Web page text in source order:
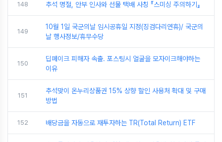
148 추석 명절, 안부 인사와 선물 택배 사칭 『스미싱 주의하기』
149
10월 1일 국군의날 임시공휴일 지정(징검다리연휴)/ 국군의
날 행사정보/휴무수당
150
딥페이크 피해자 속출. 포스팅시 얼굴을 모자이크해야하는
이유
151
추석맞이 온누리상품권 15% 상향 할인 사용처 확대 및 구매
방법
152 배당금을 자동으로 재투자하는 TR(Total Return) ETF